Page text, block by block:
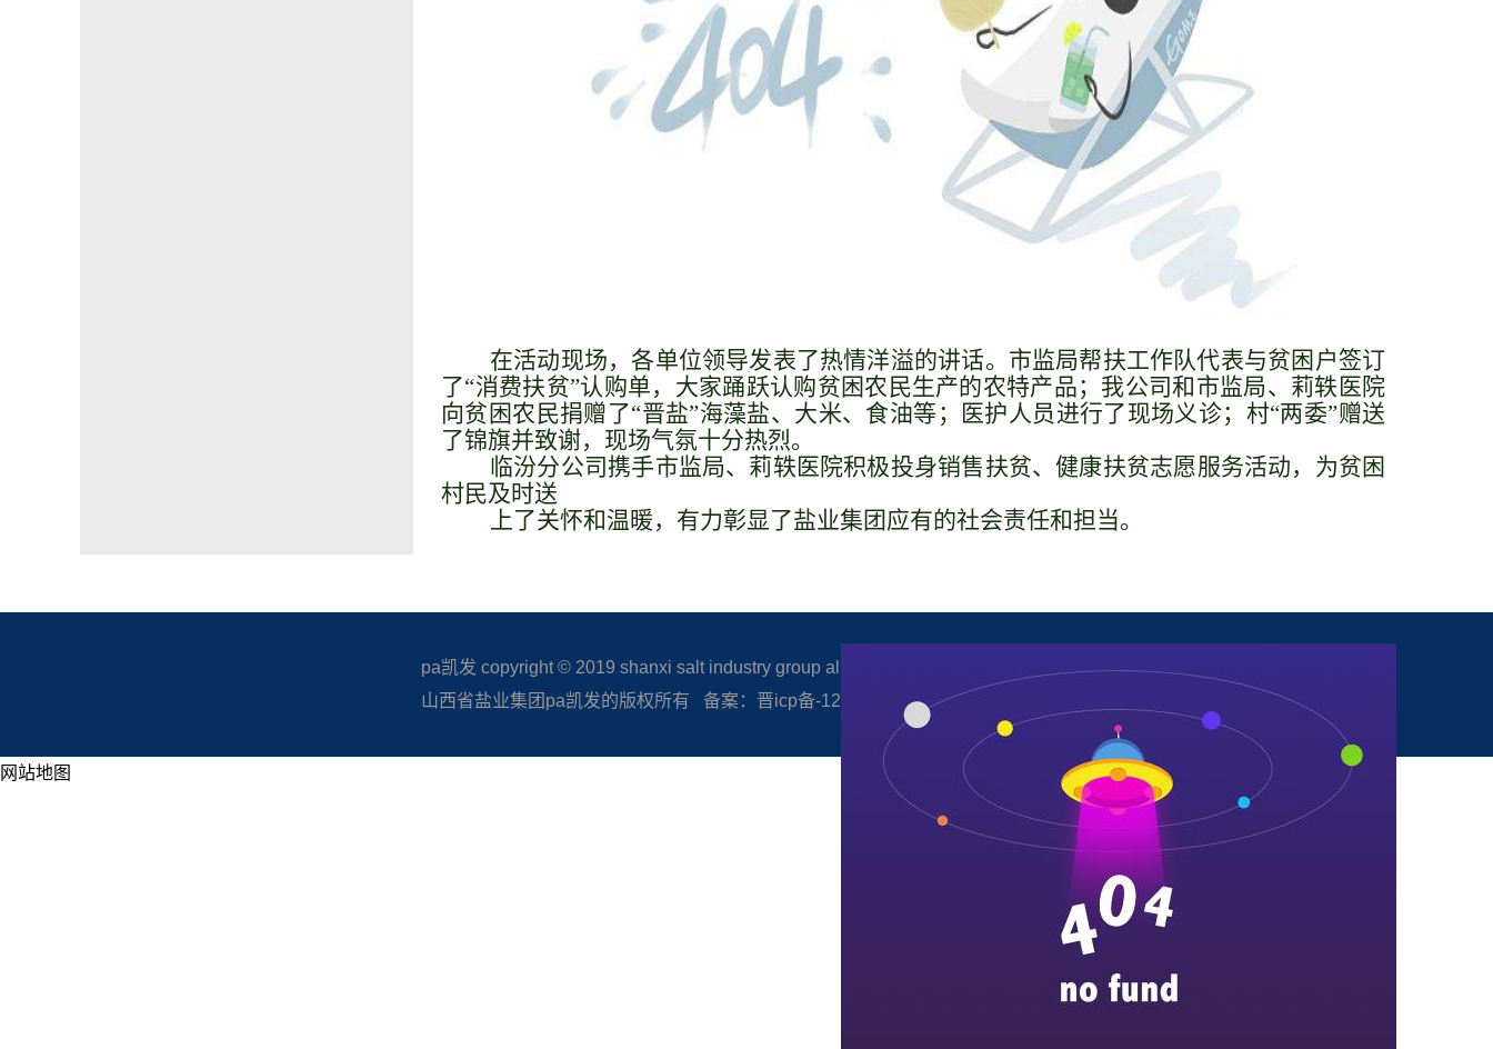
在活动现场，各单位领导发表了热情洋溢的讲话。市监局帮扶工作队代表与贫困户签订
了“消费扶贫”认购单，大家踊跃认购贫困农民生产的农特产品；我公司和市监局、莉轶医院
向贫困农民捐赠了“晋盐”海藻盐、大米、食油等；医护人员进行了现场义诊；村“两委”赠送
了锦旗并致谢，现场气氛十分热烈。
临汾分公司携手市监局、 莉轶医院积极投身销售扶贫、健康扶贫志愿服务活动， 为贫困
村民及时送
上了关怀和温暖， 有力彰显了盐业集团应有的社会责任和担当。
pa凯发 copyright © 2019 shanxi salt industry group all rights reserved.
山西省盐业集团pa凯发的版权所有 备案：晋icp备-12005506
网站地图